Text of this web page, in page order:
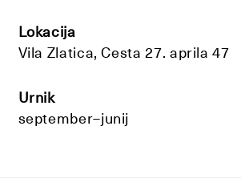
Lokacija
Vila Zlatica, Cesta 27. aprila 47
Urnik
september–junij